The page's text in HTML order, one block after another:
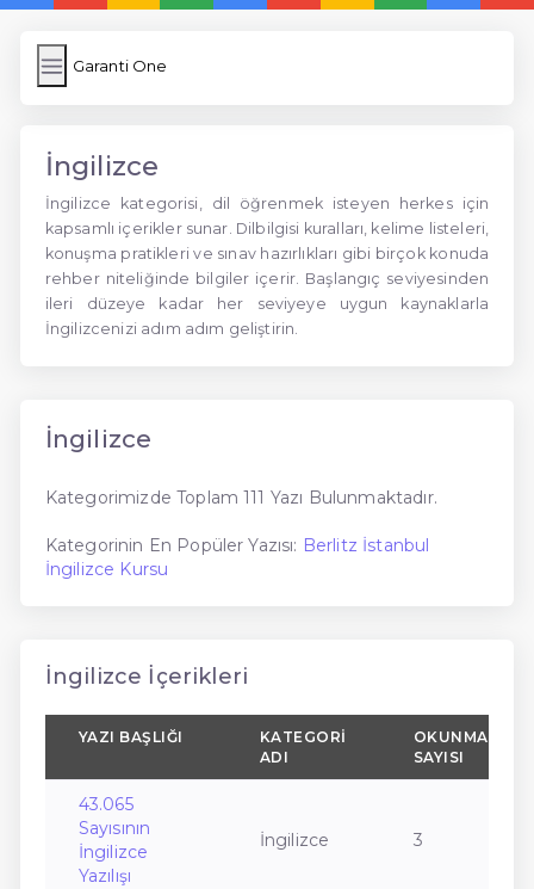
Garanti One
İngilizce
İngilizce kategorisi, dil öğrenmek isteyen herkes için
kapsamlı içerikler sunar. Dilbilgisi kuralları, kelime listeleri,
konuşma pratikleri ve sınav hazırlıkları gibi birçok konuda
rehber niteliğinde bilgiler içerir. Başlangıç seviyesinden
ileri düzeye kadar her seviyeye uygun kaynaklarla
İngilizcenizi adım adım geliştirin.
İngilizce
Kategorimizde Toplam 111 Yazı Bulunmaktadır.
Kategorinin En Popüler Yazısı: Berlitz İstanbul
İngilizce Kursu
İngilizce İçerikleri
YAZI BAŞLIĞI
KATEGORI
ADI
OKUNMA
SAYISI
43.065
Sayısının
İngilizce
Yazılışı
İngilizce 3